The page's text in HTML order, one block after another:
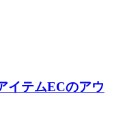
イテムECのアウ